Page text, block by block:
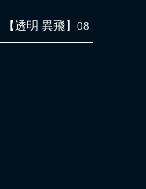
【透明 異飛】08